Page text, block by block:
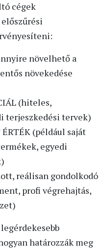
cégek
növelhető a
növekedése
(hiteles,
terjeszkedési tervek)
(például saját
egyedi
reálisan gondolkodó
profi végrehajtás,
határozzák meg